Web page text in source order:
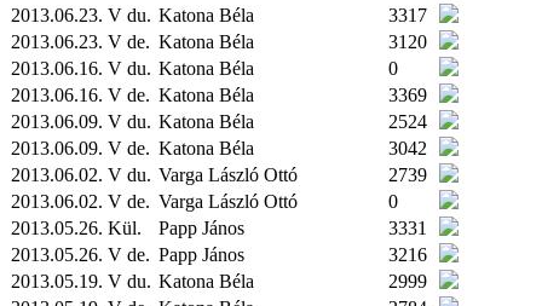
2013.06.23. V du. Katona Béla
3317
2013.06.23. V de. Katona Béla
3120
2013.06.16. V du. Katona Béla
0
2013.06.16. V de. Katona Béla
3369
2013.06.09. V du. Katona Béla
2524
2013.06.09. V de. Katona Béla
3042
2013.06.02. V du. Varga László Ottó
2739
2013.06.02. V de. Varga László Ottó
0
2013.05.26. Kül. Papp János
3331
2013.05.26. V de. Papp János
3216
2013.05.19. V du. Katona Béla
2999